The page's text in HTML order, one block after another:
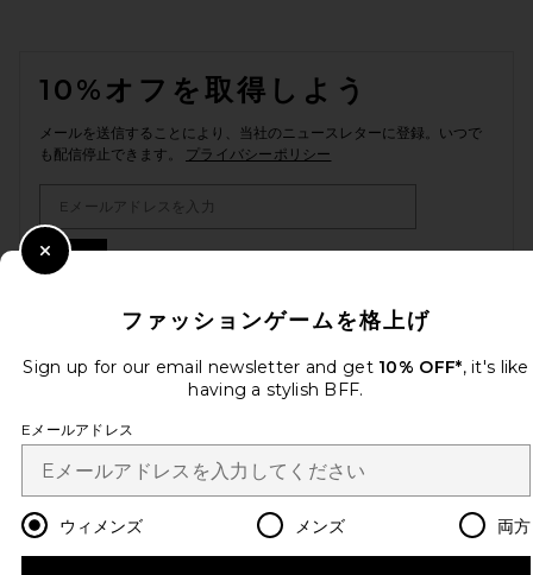
10%オフを取得しよう
メールを送信することにより、当社のニュースレターに登録。いつで
も配信停止できます。 プライバシーポリシー
Change Country Regions
ja USD
改善にご協力ください！
本日のお買い物に関する簡単なアンケートを実施しております
カスタマーサービス
ファッションゲームを格上げ
Sign up for our email newsletter and get 10% OFF*, it's like
having a stylish BFF.
Eメールアドレス
ウィメンズ メンズ 両方
Close Modal